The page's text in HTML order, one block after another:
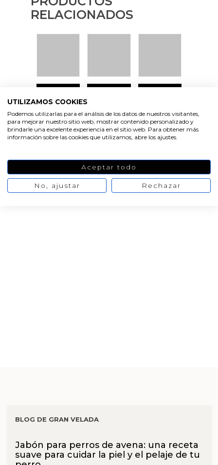
RELACIONADOS
PRODUCTO PRODUCTO
PRODUCTO
VER
PRODUCTO PRODUCTO
BLOG DE GRAN VELADA
Jabón para perros de avena: una receta
suave para cuidar la piel y el pelaje de tu
UTILIZAMOS COOKIES
Podemos utilizarlas para el análisis de los datos de nuestros visitantes,
para mejorar nuestro sitio web, mostrar contenido personalizado y
brindarle una excelente experiencia en el sitio web. Para obtener más
información sobre las cookies que utilizamos, abre los ajustes.
Aceptar todo
No, ajustar Rechazar